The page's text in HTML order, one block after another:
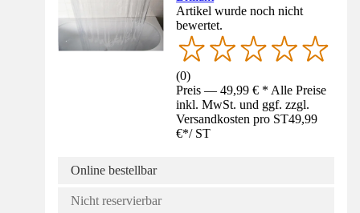
Artikel wurde noch nicht
bewertet.
(0)
Preis — 49,99 € * Alle Preise
inkl. MwSt. und ggf. zzgl.
Versandkosten pro ST49,99
€*/ ST
Online bestellbar
Nicht reservierbar